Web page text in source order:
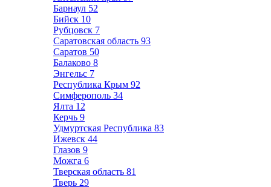
Барнаул 52
Бийск 10
Рубцовск 7
Саратовская область 93
Саратов 50
Балаково 8
Энгельс 7
Республика Крым 92
Симферополь 34
Ялта 12
Керчь 9
Удмуртская Республика 83
Ижевск 44
Глазов 9
Можга 6
Тверская область 81
Тверь 29